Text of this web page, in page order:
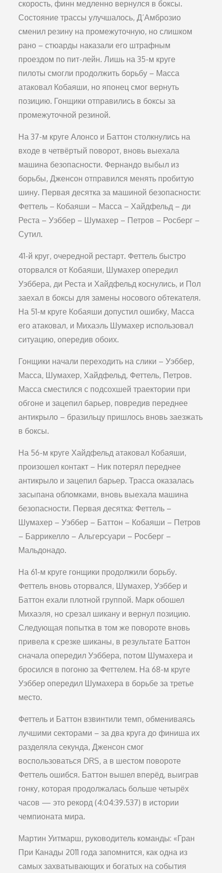
скорость, финн медленно вернулся в боксы.
Состояние трассы улучшалось, Д’Амброзио
сменил резину на промежуточную, но слишком
рано – стюарды наказали его штрафным
проездом по пит-лейн. Лишь на 35-м круге
пилоты смогли продолжить борьбу – Масса
атаковал Кобаяши, но японец смог вернуть
позицию. Гонщики отправились в боксы за
промежуточной резиной.
На 37-м круге Алонсо и Баттон столкнулись на
входе в четвёртый поворот, вновь выехала
машина безопасности. Фернандо выбыл из
борьбы, Дженсон отправился менять пробитую
шину. Первая десятка за машиной безопасности:
Феттель – Кобаяши – Масса – Хайдфельд – ди
Реста – Уэббер – Шумахер – Петров – Росберг –
Сутил.
41-й круг, очередной рестарт. Феттель быстро
оторвался от Кобаяши, Шумахер опередил
Уэббера, ди Реста и Хайдфельд коснулись, и Пол
заехал в боксы для замены носового обтекателя.
На 51-м круге Кобаяши допустил ошибку, Масса
его атаковал, и Михаэль Шумахер использовал
ситуацию, опередив обоих.
Гонщики начали переходить на слики – Уэббер,
Масса, Шумахер, Хайдфельд, Феттель, Петров.
Масса сместился с подсохшей траектории при
обгоне и зацепил барьер, повредив переднее
антикрыло – бразильцу пришлось вновь заезжать
в боксы.
На 56-м круге Хайдфельд атаковал Кобаяши,
произошел контакт – Ник потерял переднее
антикрыло и зацепил барьер. Трасса оказалась
засыпана обломками, вновь выехала машина
безопасности. Первая десятка: Феттель –
Шумахер – Уэббер – Баттон – Кобаяши – Петров
– Баррикелло – Альгерсуари – Росберг –
Мальдонадо.
На 61-м круге гонщики продолжили борьбу.
Феттель вновь оторвался, Шумахер, Уэббер и
Баттон ехали плотной группой. Марк обошел
Михаэля, но срезал шикану и вернул позицию.
Следующая попытка в том же повороте вновь
привела к срезке шиканы, в результате Баттон
сначала опередил Уэббера, потом Шумахера и
бросился в погоню за Феттелем. На 68-м круге
Уэббер опередил Шумахера в борьбе за третье
место.
Феттель и Баттон взвинтили темп, обмениваясь
лучшими секторами – за два круга до финиша их
разделяла секунда, Дженсон смог
воспользоваться DRS, а в шестом повороте
Феттель ошибся. Баттон вышел вперёд, выиграв
гонку, которая продолжалась больше четырёх
часов — это рекорд (4:04:39.537) в истории
чемпионата мира.
Мартин Уитмарш, руководитель команды: «Гран
При Канады 2011 года запомнится, как одна из
самых захватывающих и богатых на события